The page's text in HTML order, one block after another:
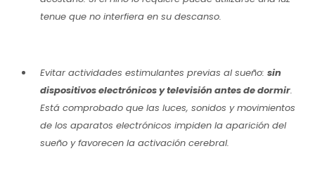
tenue que no interfiera en su descanso.
Evitar actividades estimulantes previas al sueño:sin
dispositivos electrónicos y televisión antes de dormir.
Está comprobado que las luces, sonidos y movimientos
de los aparatos electrónicos impiden la aparición del
sueño y favorecen la activación cerebral.